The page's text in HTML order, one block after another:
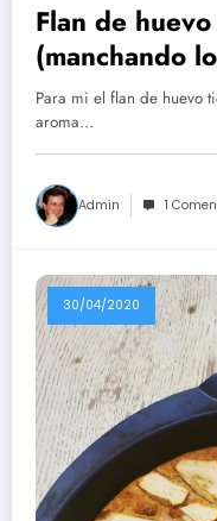
Flan de
(manchando
Para mi el flan de huevo
aroma…
Admin 1
30/04/2020